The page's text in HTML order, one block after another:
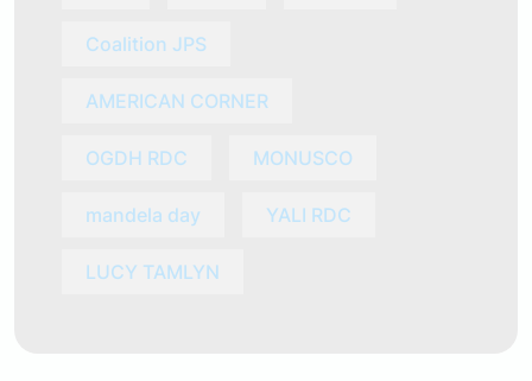
Coalition JPS
AMERICAN CORNER
OGDH RDC MONUSCO
mandela day YALI RDC
LUCY TAMLYN